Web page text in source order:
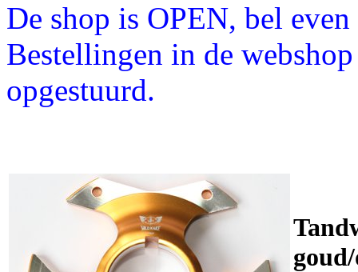
De shop is OPEN, bel
Bestellingen in de
opgestuurd.